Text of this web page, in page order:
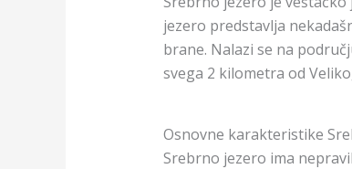
jezero predstavlja
brane. Nalazi se na
svega 2 kilometra od
Osnovne karakteristike
Srebrno jezero ima